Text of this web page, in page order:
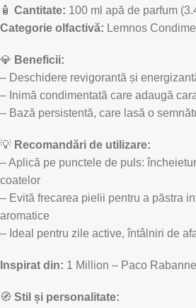
🧴 Cantitate: 100 ml apă de parfum
Categorie olfactivă: Lemnos
💎 Beneficii:
– Deschidere revigorantă și
– Inimă condimentată care adaugă
– Bază persistentă, care lasă o
💡 Recomandări de utilizare:
– Aplică pe punctele de puls:
coatelor
– Evită frecarea pielii pentru a păstra
aromatice
– Ideal pentru zile active, întâlniri de
Inspirat din: 1 Million – Paco Rabanne
🧭 Stil și personalitate: